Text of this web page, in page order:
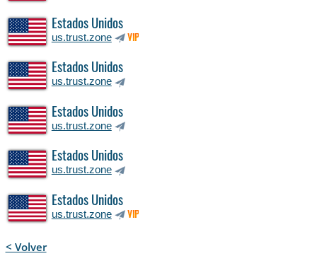
Estados Unidos
us.trust.zone VIP
Estados Unidos
us.trust.zone
Estados Unidos
us.trust.zone
Estados Unidos
us.trust.zone
Estados Unidos
us.trust.zone VIP
< Volver